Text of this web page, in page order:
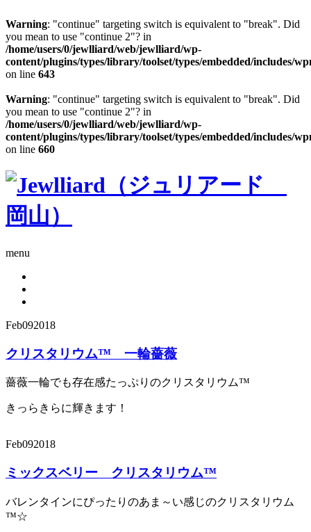
Warning: "continue" targeting switch is equivalent to "break". Did
you mean to use "continue 2"? in
/home/users/0/jewlliard/web/jewlliard/wp-
content/plugins/types/library/toolset/types/embedded/includes/
on line 643
Warning: "continue" targeting switch is equivalent to "break". Did
you mean to use "continue 2"? in
/home/users/0/jewlliard/web/jewlliard/wp-
content/plugins/types/library/toolset/types/embedded/includes/
on line 660
menu
Feb092018
クリスタリウム™ 一輪薔薇
薔薇一輪でも存在感たっぷりのクリスタリウム™
きっらきらに輝きます！
Feb092018
ミックスベリー クリスタリウム™
バレンタインにぴったりのあま～い感じのクリスタリウム
™☆